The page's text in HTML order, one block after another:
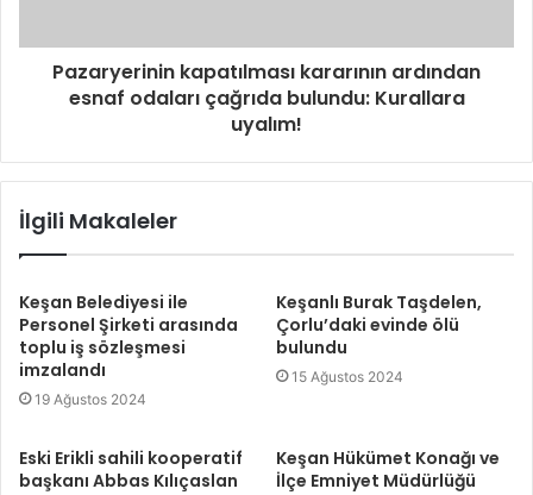
Pazaryerinin kapatılması kararının ardından
esnaf odaları çağrıda bulundu: Kurallara
uyalım!
İlgili Makaleler
Keşan Belediyesi ile
Personel Şirketi arasında
toplu iş sözleşmesi
imzalandı
19 Ağustos 2024
Keşanlı Burak Taşdelen,
Çorlu’daki evinde ölü
bulundu
15 Ağustos 2024
Eski Erikli sahili kooperatif
başkanı Abbas Kılıçaslan
Keşan Hükümet Konağı ve
İlçe Emniyet Müdürlüğü